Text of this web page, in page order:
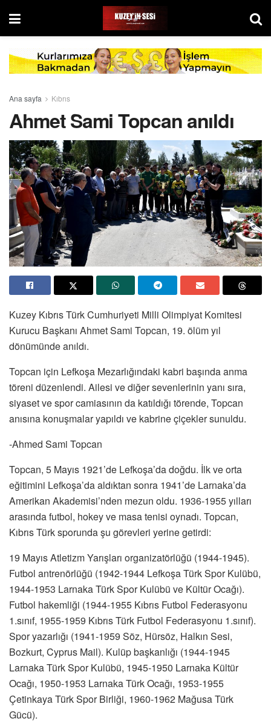
Ana sayfa Kıbrıs
Ahmet Sami Topcan anıldı
Kuzey Kıbrıs Türk Cumhuriyeti Milli Olimpiyat Komitesi
Kurucu Başkanı Ahmet Sami Topcan, 19. ölüm yıl
dönümünde anıldı.
Topcan için Lefkoşa Mezarlığındaki kabri başında anma
töreni düzenlendi. Ailesi ve diğer sevenlerinin yanı sıra,
siyaset ve spor camiasının da katıldığı törende, Topcan
anısına konuşmalar yapıldı ve kabrine çiçekler sunuldu.
-Ahmed Sami Topcan
Topcan, 5 Mayıs 1921’de Lefkoşa’da doğdu. İlk ve orta
eğitimini Lefkoşa’da aldıktan sonra 1941’de Larnaka’da
Amerikan Akademisi’nden mezun oldu. 1936-1955 yılları
arasında futbol, hokey ve masa tenisi oynadı. Topcan,
Kıbrıs Türk sporunda şu görevleri yerine getirdi:
19 Mayıs Atletizm Yarışları organizatörlüğü (1944-1945).
Futbol antrenörlüğü (1942-1944 Lefkoşa Türk Spor Kulübü,
1944-1953 Larnaka Türk Spor Kulübü ve Kültür Ocağı).
Futbol hakemliği (1944-1955 Kıbrıs Futbol Federasyonu
1.sınıf, 1955-1959 Kıbrıs Türk Futbol Federasyonu 1.sınıf).
Spor yazarlığı (1941-1959 Söz, Hürsöz, Halkın Sesi,
Bozkurt, Cyprus Mail). Kulüp başkanlığı (1944-1945
Larnaka Türk Spor Kulübü, 1945-1950 Larnaka Kültür
Ocağı, 1950-1953 Larnaka Türk Ocağı, 1953-1955
Çetinkaya Türk Spor Birliği, 1960-1962 Mağusa Türk
Gücü).